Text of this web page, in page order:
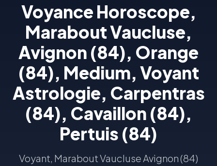
Voyance Horoscope,
Marabout Vaucluse,
Avignon (84), Orange
(84), Medium, Voyant
Astrologie, Carpentras
(84), Cavaillon (84),
Pertuis (84)
Voyant, Marabout Vaucluse Avignon (84)